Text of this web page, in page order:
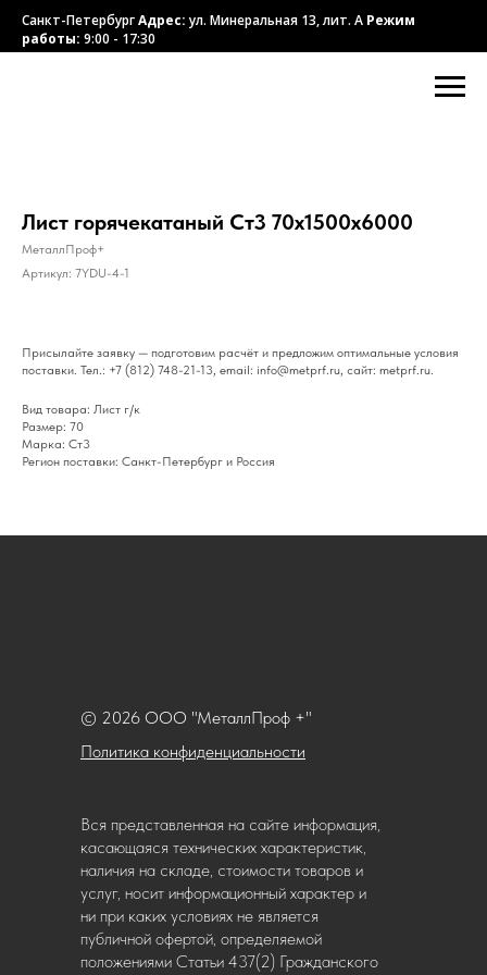
Санкт-ПетербургАдрес:ул. Минеральная 13, лит. А Режим
работы: 9:00 - 17:30
Лист горячекатаный Ст3 70х1500х6000
МеталлПроф+
Артикул: 7YDU-4-1
Присылайте заявку — подготовим расчёт и предложим оптимальные условия
поставки. Тел.: +7 (812) 748-21-13, email: info@metprf.ru, сайт: metprf.ru.
Вид товара: Лист г/к
Размер: 70
Марка: Ст3
Регион поставки: Санкт-Петербург и Россия
Политика конфиденциальности
© 2026 ООО "МеталлПроф +"
Вся представленная на сайте информация,
касающаяся технических характеристик,
наличия на складе, стоимости товаров и
услуг, носит информационный характер и
ни при каких условиях не является
публичной офертой, определяемой
положениями Статьи 437(2) Гражданского